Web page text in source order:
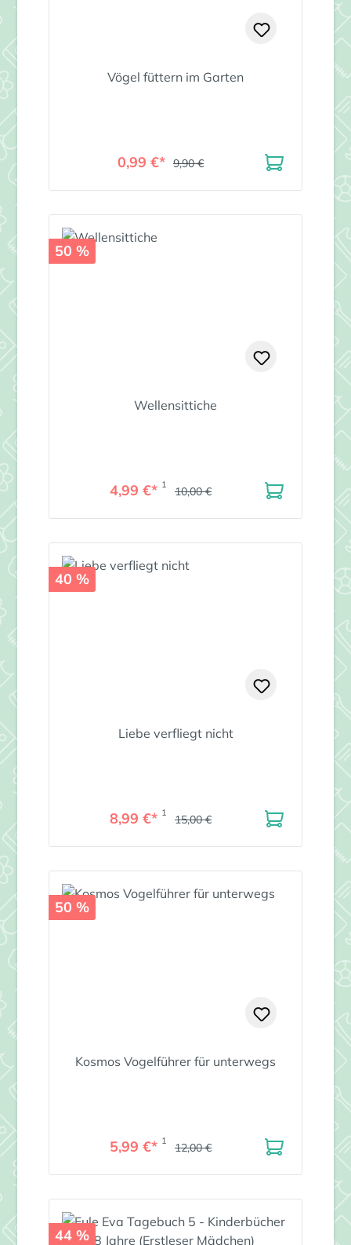
Vögel füttern im Garten
0,99 €* 9,90 €
50 %
Wellensittiche
4,99 €* 1 10,00 €
40 %
Liebe verfliegt nicht
8,99 €* 1 15,00 €
50 %
Kosmos Vogelführer für unterwegs
5,99 €* 1 12,00 €
44 %